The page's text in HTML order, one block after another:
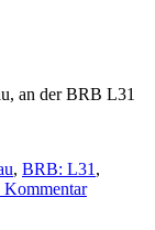
an der BRB L31
, BRB: L31 ,
Kommentarzu